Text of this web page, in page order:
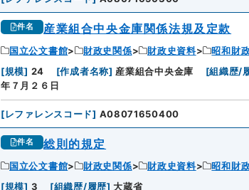
件名 産業組合中央金庫関係法規及定款
国立公文書館 財政史関係 財政史資料 昭和財
[規模] 24 [作成者名称] 産業組合中央金庫 [組織歴/
年７月２６日
[レファレンスコード] A08071650400
件名 総則的規定
国立公文書館 財政史関係 財政史資料 昭和財
[規模] 3 [組織歴/履歴] 大蔵省